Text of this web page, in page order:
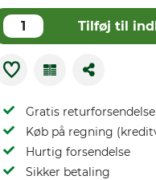
Tilføj til
Gratis returforsendelse
Køb på regning
Hurtig forsendelse
Sikker betaling